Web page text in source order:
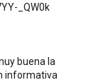
_QW0k
buena la
informativa